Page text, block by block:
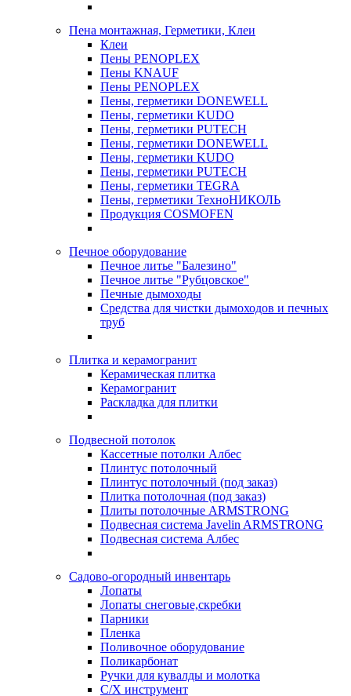
Пена монтажная, Герметики, Клеи
Клеи
Пены PENOPLEX
Пены KNAUF
Пены PENOPLEX
Пены, герметики DONEWELL
Пены, герметики KUDO
Пены, герметики PUTECH
Пены, герметики DONEWELL
Пены, герметики KUDO
Пены, герметики PUTECH
Пены, герметики TEGRA
Пены, герметики ТехноНИКОЛЬ
Продукция COSMOFEN
Печное оборудование
Печное литье "Балезино"
Печное литье "Рубцовское"
Печные дымоходы
Средства для чистки дымоходов и печных
труб
Плитка и керамогранит
Керамическая плитка
Керамогранит
Раскладка для плитки
Подвесной потолок
Кассетные потолки Албес
Плинтус потолочный
Плинтус потолочный (под заказ)
Плитка потолочная (под заказ)
Плиты потолочные ARMSTRONG
Подвесная система Javelin ARMSTRONG
Подвесная система Албес
Садово-огородный инвентарь
Лопаты
Лопаты снеговые,скребки
Парники
Пленка
Поливочное оборудование
Поликарбонат
Ручки для кувалды и молотка
С/Х инструмент